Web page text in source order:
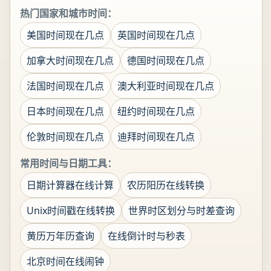
热门国家和城市时间：
美国时间现在几点
英国时间现在几点
加拿大时间现在几点
德国时间现在几点
法国时间现在几点
澳大利亚时间现在几点
日本时间现在几点
纽约时间现在几点
伦敦时间现在几点
迪拜时间现在几点
常用时间与日期工具：
日期计算器在线计算
农历阳历在线转换
Unix时间戳在线转换
世界时区划分与时差查询
黄历万年历查询
在线倒计时与秒表
北京时间在线闹钟